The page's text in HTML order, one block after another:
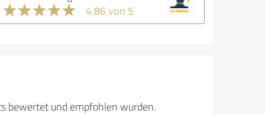
4.86 von 5
bewertet und empfohlen wurden.